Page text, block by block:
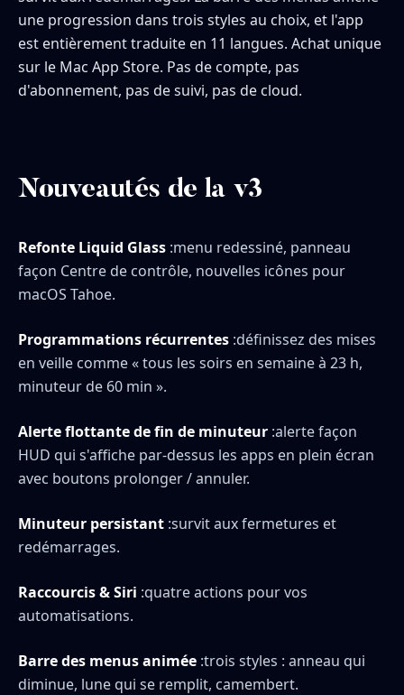
une progression dans trois styles au choix, et l'app
est entièrement traduite en 11 langues. Achat unique
sur le Mac App Store. Pas de compte, pas
d'abonnement, pas de suivi, pas de cloud.
Nouveautés de la v3
Refonte Liquid Glass :menu redessiné, panneau
façon Centre de contrôle, nouvelles icônes pour
macOS Tahoe.
Programmations récurrentes :définissez des mises
en veille comme « tous les soirs en semaine à 23 h,
minuteur de 60 min ».
Alerte flottante de fin de minuteur :alerte façon
HUD qui s'affiche par-dessus les apps en plein écran
avec boutons prolonger / annuler.
Minuteur persistant :survit aux fermetures et
redémarrages.
Raccourcis & Siri :quatre actions pour vos
automatisations.
Barre des menus animée :trois styles : anneau qui
diminue, lune qui se remplit, camembert.